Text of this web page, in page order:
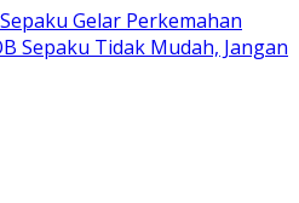
Gelar Perkemahan
Sepaku Tidak Mudah, Jangan